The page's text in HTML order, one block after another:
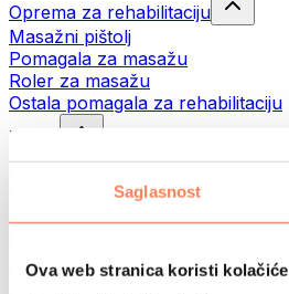
Saglasnost
Ova web stranica koristi kolačiće
Oprema za rehabilitaciju
Masažni pištolj
Pomagala za masažu
Roler za masažu
Ostala pomagala za rehabilitaciju
Torbe
Torbe za hranu
Sportske torbe
Trčanje